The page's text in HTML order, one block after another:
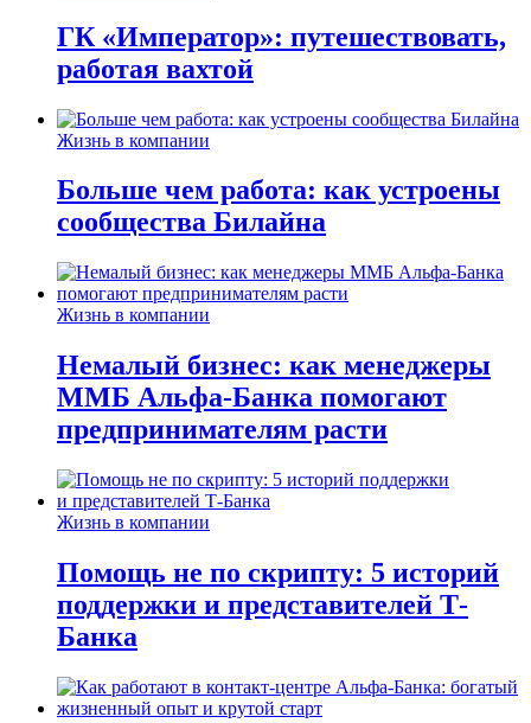
ГК «Император»: путешествовать,
работая вахтой
Жизнь в компании
Больше чем работа: как устроены
сообщества Билайна
Жизнь в компании
Немалый бизнес: как менеджеры
ММБ Альфа-Банка помогают
предпринимателям расти
Жизнь в компании
Помощь не по скрипту: 5 историй
поддержки и представителей Т-
Банка